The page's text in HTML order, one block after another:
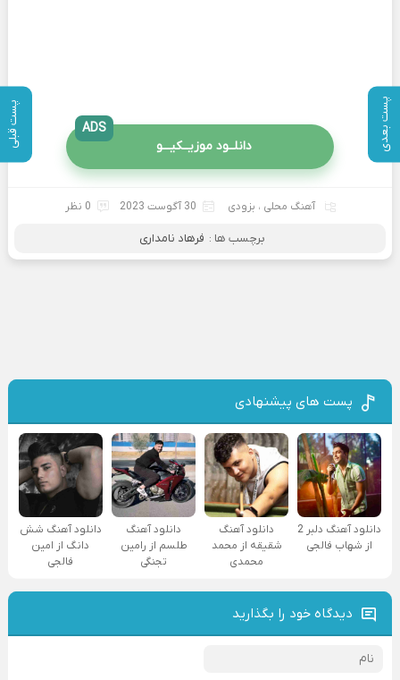
پست بعدی پست قبلی دانلــود موزیــکیـــو
ADS
آهنگ محلی ، بزودی 30 آگوست 2023 0 نظر
برچسب ها : فرهاد نامداری
پست های پیشنهادی
دانلود آهنگ دلبر 2
از شهاب فالجی
دانلود آهنگ
شقیقه از محمد
محمدی
دانلود آهنگ
طلسم از رامین
تجنگی
دانلود آهنگ شش
دانگ از امین
فالجی
دیدگاه خود را بگذارید